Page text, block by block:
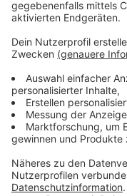
→teddy.click/
Wenn du lieber
Pitch.teddy.click/
Daniel
eigenes Medium.
TeddyLab, Linz.
LinkedIn:
Folge abonnieren: